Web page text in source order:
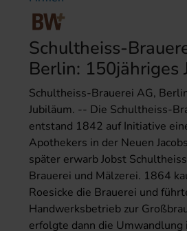
Schultheiss-
Berlin: 150jähriges
Schultheiss-Brauerei AG,
Jubiläum. -- Die Schultheiss-
entstand 1842 auf Initiative
Apothekers in der Neuen
später erwarb Jobst
Brauerei und Mälzerei. 1864
Roesicke die Brauerei und
Handwerksbetrieb zur
erfolgte dann die Umwandlung